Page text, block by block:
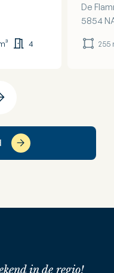
4
De
5854
255
in de regio!